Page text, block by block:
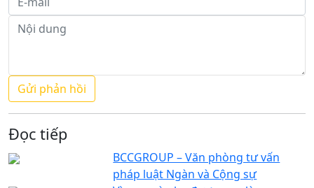
Đọc tiếp
BCCGROUP – Văn phòng tư vấn
pháp luật Ngàn và Cộng sự